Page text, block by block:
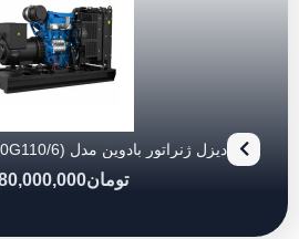
دیزل ژنراتور بادوین مدل (110KVA) 4M10G110/6
تومان